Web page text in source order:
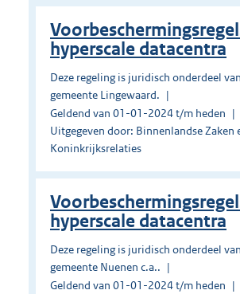
hyperscale datacentra
Deze regeling is juridisch onderdeel
gemeente Lingewaard.
Geldend van 01-01-2024 t/m heden
Uitgegeven door: Binnenlandse Zaken
Koninkrijksrelaties
hyperscale datacentra
Deze regeling is juridisch onderdeel
gemeente Nuenen c.a..
Geldend van 01-01-2024 t/m heden